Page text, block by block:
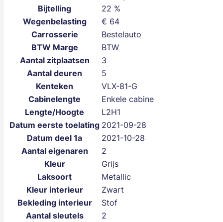
Bijtelling
22 %
Wegenbelasting
€ 64
Carrosserie
Bestelauto
BTW Marge
BTW
Aantal zitplaatsen
3
Aantal deuren
5
Kenteken
VLX-81-G
Cabinelengte
Enkele cabine
Lengte/Hoogte
L2H1
Datum eerste toelating 2021-09-28
Datum deel 1a
2021-10-28
Aantal eigenaren
2
Kleur
Grijs
Laksoort
Metallic
Kleur interieur
Zwart
Bekleding interieur
Stof
Aantal sleutels
2